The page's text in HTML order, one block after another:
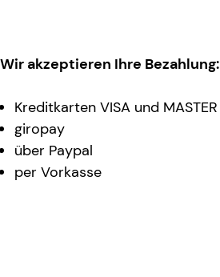
Wir akzeptieren Ihre Bezahlung:
Kreditkarten VISA und MASTER
giropay
über Paypal
per Vorkasse